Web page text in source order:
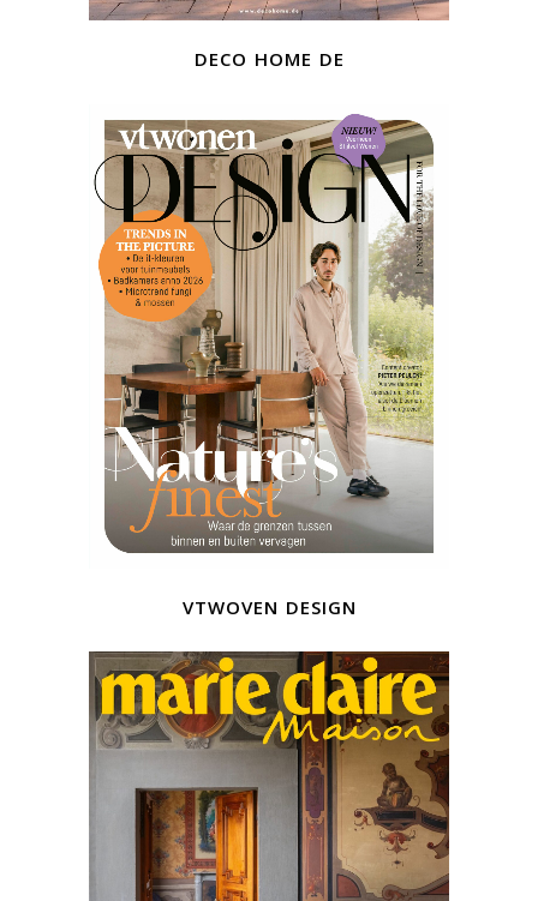
deco home de
vtwoven design